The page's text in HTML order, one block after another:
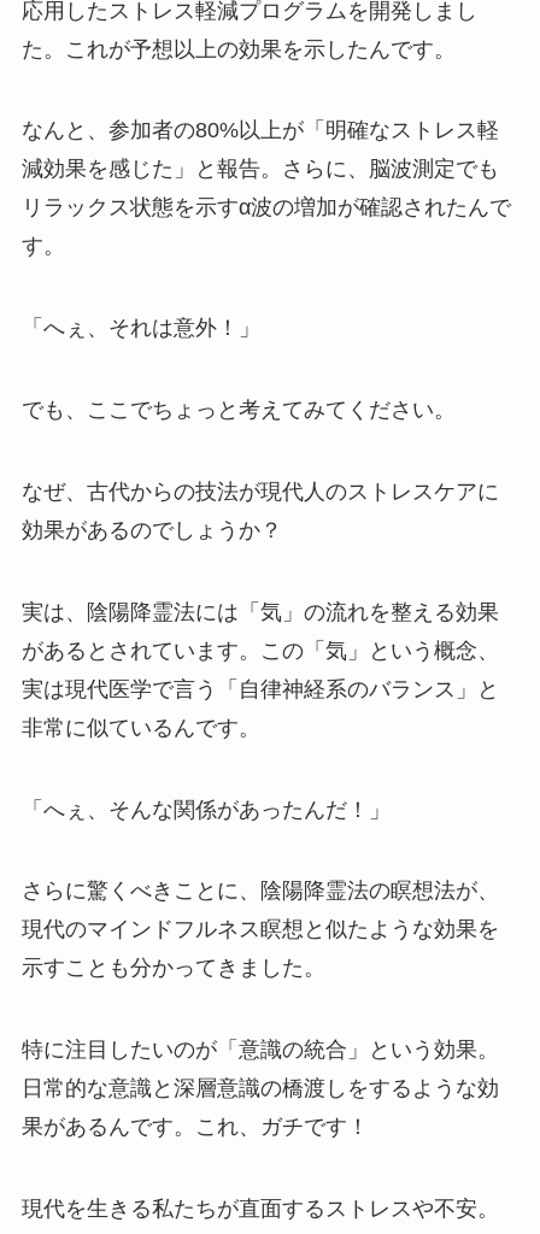
応用したストレス軽減プログラムを開発しまし
た。これが予想以上の効果を示したんです。
なんと、参加者の80%以上が「明確なストレス軽
減効果を感じた」と報告。さらに、脳波測定でも
リラックス状態を示すα波の増加が確認されたんで
す。
「へぇ、それは意外！」
でも、ここでちょっと考えてみてください。
なぜ、古代からの技法が現代人のストレスケアに
効果があるのでしょうか？
実は、陰陽降霊法には「気」の流れを整える効果
があるとされています。この「気」という概念、
実は現代医学で言う「自律神経系のバランス」と
非常に似ているんです。
「へぇ、そんな関係があったんだ！」
さらに驚くべきことに、陰陽降霊法の瞑想法が、
現代のマインドフルネス瞑想と似たような効果を
示すことも分かってきました。
特に注目したいのが「意識の統合」という効果。
日常的な意識と深層意識の橋渡しをするような効
果があるんです。これ、ガチです！
現代を生きる私たちが直面するストレスや不安。